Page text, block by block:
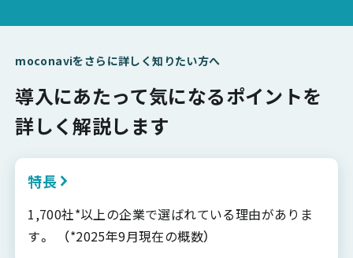
moconaviをさらに詳しく知りたい方へ
導入にあたって気になるポイントを
詳しく解説します
特長
1,700社*以上の企業で選ばれている理由がありま
す。 （*2025年9月現在の概数）